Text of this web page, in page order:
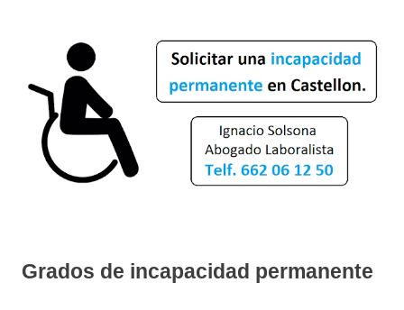
Grados de incapacidad permanente